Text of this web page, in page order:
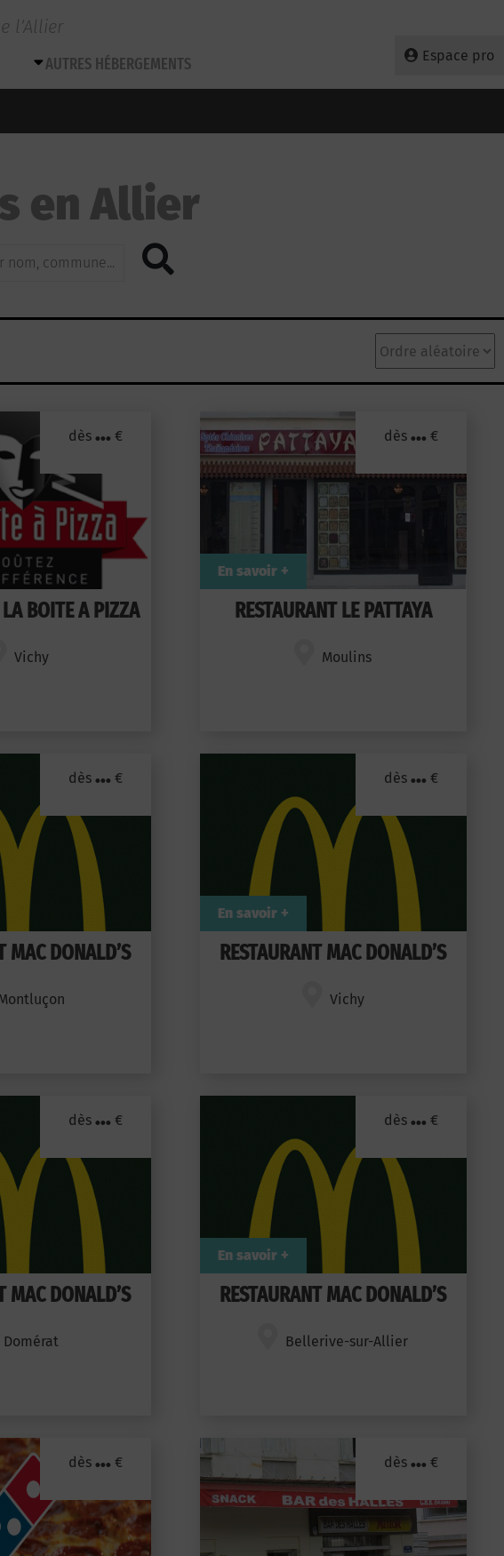
l’Allier
Espace pro
AUTRES HÉBERGEMENTS
en Allier
LA BOITE A PIZZA
Vichy
dès ... €
RESTAURANT LE PATTAYA
Moulins
dès ... €
En savoir +
MAC DONALD’S
dès ... €
RESTAURANT MAC DONALD’S
Vichy
dès ... €
En savoir +
MAC DONALD’S
Domérat
dès ... €
RESTAURANT MAC DONALD’S
Bellerive-sur-Allier
dès ... €
En savoir +
dès ... € dès ... €